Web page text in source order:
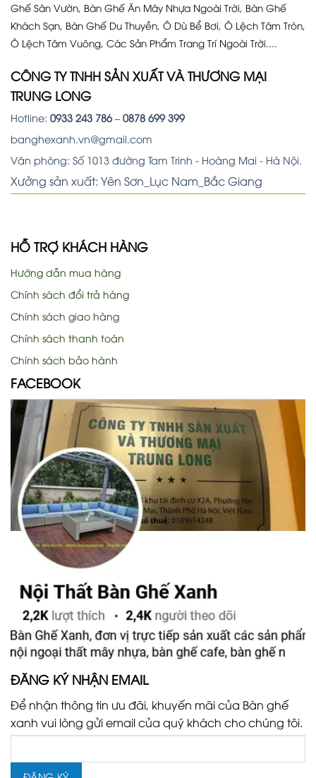
Ghế Sân Vườn, Bàn Ghế Ăn Mây Nhựa Ngoài Trời, Bàn Ghế
Khách Sạn, Bàn Ghế Du Thuyền, Ô Dù Bể Bơi, Ô Lệch Tâm Tròn,
Ô Lệch Tâm Vuông, Các Sản Phẩm Trang Trí Ngoài Trời....
CÔNG TY TNHH SẢN XUẤT VÀ THƯƠNG MẠI
TRUNG LONG
Hotline: 0933 243 786– 0878 699 399
banghexanh.vn@gmail.com
Văn phòng: Số 1013 đường Tam Trinh - Hoàng Mai - Hà Nội.
Xưởng sản xuất: Yên Sơn_Lục Nam_Bắc Giang
HỖ TRỢ KHÁCH HÀNG
Hướng dẫn mua hàng
Chính sách đổi trả hàng
Chính sách giao hàng
Chính sách thanh toán
Chính sách bảo hành
FACEBOOK
ĐĂNG KÝ NHẬN EMAIL
Để nhận thông tin ưu đãi, khuyến mãi của Bàn ghế
xanh vui lòng gửi email của quý khách cho chúng tôi.